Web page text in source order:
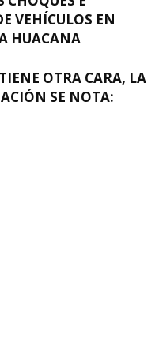
VEHÍCULOS EN
HUACANA
OTRA CARA, LA
SE NOTA: